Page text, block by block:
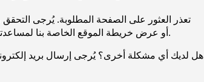
تعذر العثور على الصفحة المطلوبة. يُرجى
URL، أو عرض خريطة الموقع الخاصة بنا لمساعدتك في العثور على ما تريد.
هل لديك أي مشكلة أخرى؟ يُرجى إرسال بريد